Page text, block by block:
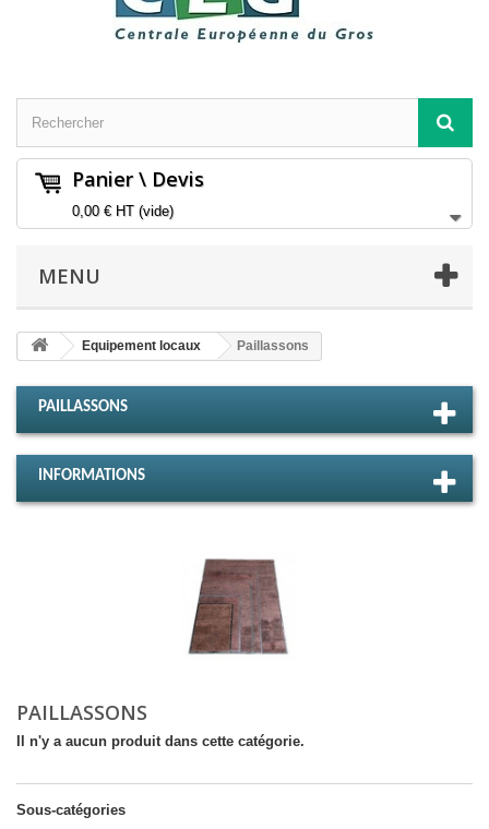
Panier \ Devis
0,00 €HT (vide)
MENU
Equipement locaux Paillassons
PAILLASSONS
INFORMATIONS
PAILLASSONS
Il n'y a aucun produit dans cette catégorie.
Sous-catégories